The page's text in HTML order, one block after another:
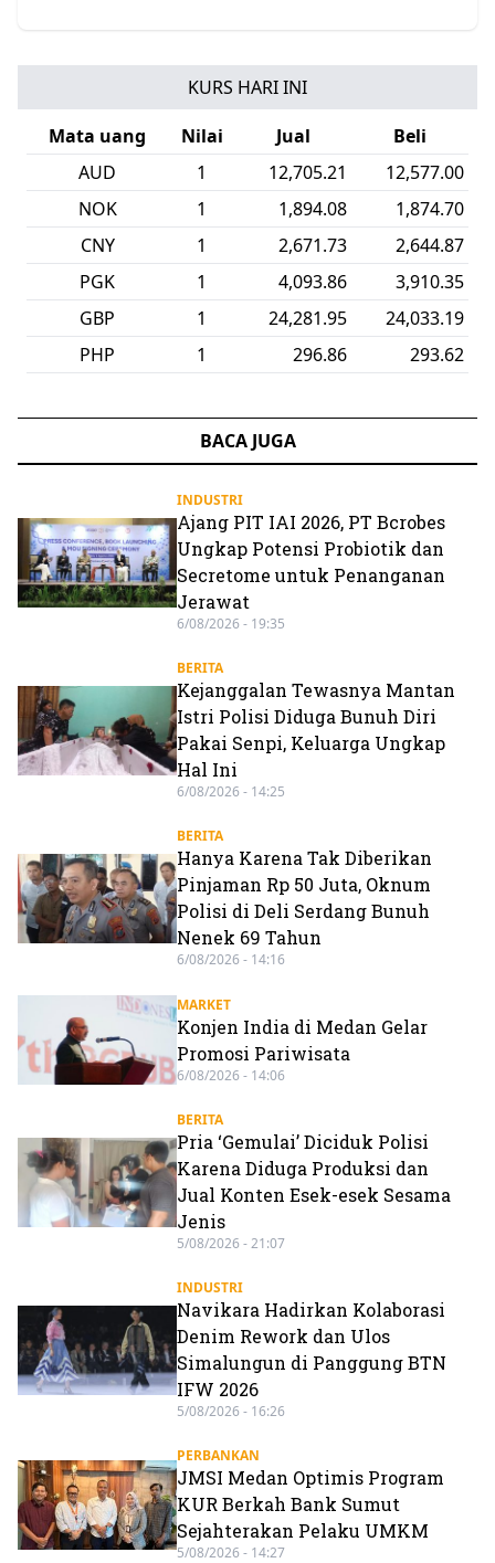
KURS HARI INI
Mata uang
Nilai Jual
Beli
AUD
1 12,705.21
12,577.00
AED
1 4,908.69
4,859.58
CHF
1 22,279.93
22,052.77
VND
1 0.69
0.68
DKK
1 2,782.88
2,754.47
CNY
1 2,671.73 2,644.87
BACA JUGA
INDUSTRI
Ajang PIT IAI 2026, PT Bcrobes
Ungkap Potensi Probiotik dan
Secretome untuk Penanganan
Jerawat
6/08/2026 - 19:35
BERITA
Kejanggalan Tewasnya Mantan
Istri Polisi Diduga Bunuh Diri
Pakai Senpi, Keluarga Ungkap
Hal Ini
6/08/2026 - 14:25
BERITA
Hanya Karena Tak Diberikan
Pinjaman Rp 50 Juta, Oknum
Polisi di Deli Serdang Bunuh
Nenek 69 Tahun
6/08/2026 - 14:16
MARKET
Konjen India di Medan Gelar
Promosi Pariwisata
6/08/2026 - 14:06
BERITA
Pria ‘Gemulai’ Diciduk Polisi
Karena Diduga Produksi dan
Jual Konten Esek-esek Sesama
Jenis
5/08/2026 - 21:07
INDUSTRI
Navikara Hadirkan Kolaborasi
Denim Rework dan Ulos
Simalungun di Panggung BTN
IFW 2026
5/08/2026 - 16:26
PERBANKAN
JMSI Medan Optimis Program
KUR Berkah Bank Sumut
Sejahterakan Pelaku UMKM
5/08/2026 - 14:27